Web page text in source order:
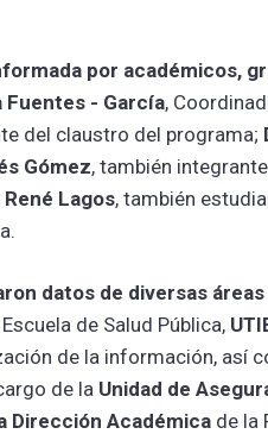
por académicos,
Fuentes - García,
del claustro del programa;
Gómez, también
René Lagos, también
datos de diversas
de Salud Pública,
de la información, así
de la Unidad de
Dirección Académica de la